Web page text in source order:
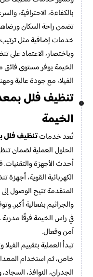
بالكفاءة، الاحترافية،
تضمن راحة السكان
خدمات إضافية مثل ترتيب
وباختصار، الاعتماد على
الخيمة يوفر مستوى فائق
الفيلا، مع جودة عالية
تنظيف فلل
الخيمة
تُعد خدماتتنظيف فلل
الحلول العملية لضمان
أحدث الأجهزة
الكهربائية القوية، أجهزة
المتقدمة تتيح الوصول إلى
والجراثيم بفعالية
في راس الخيمة فرقًا
آمن وفعال.
تبدأ العملية بتقييم
خاص، ثم استخدام
الجدران، النوافذ،